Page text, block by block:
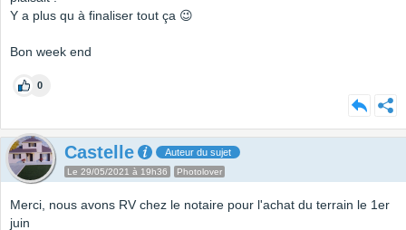
Y a plus qu à finaliser tout ça 😉
Bon week end
0
Castelle Auteur du sujet
Le 29/05/2021 à 19h36 Photolover
Merci, nous avons RV chez le notaire pour l'achat du terrain le 1er
juin